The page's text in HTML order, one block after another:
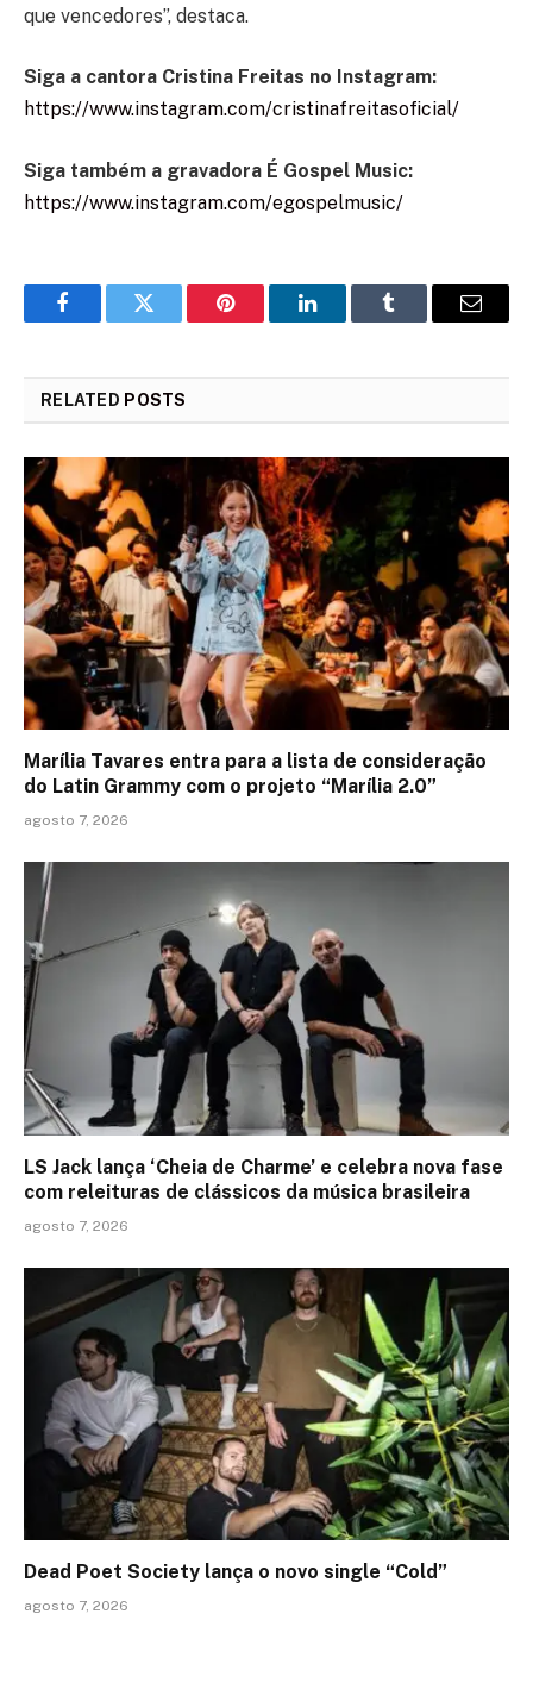
que vencedores”, destaca.
Siga a cantora Cristina Freitas no Instagram:
https://www.instagram.com/cristinafreitasoficial/
Siga também a gravadora É Gospel Music:
https://www.instagram.com/egospelmusic/
FacebookTwitter Pinterest LinkedInTumblr Email
RELATED POSTS
Marília Tavares entra para a lista de consideração
do Latin Grammy com o projeto “Marília 2.0”
agosto 7, 2026
LS Jack lança ‘Cheia de Charme’ e celebra nova fase
com releituras de clássicos da música brasileira
agosto 7, 2026
Dead Poet Society lança o novo single “Cold”
agosto 7, 2026